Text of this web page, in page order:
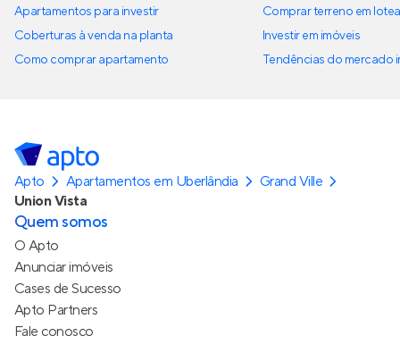
Apartamentos para investir
Coberturas à venda na planta
Como comprar apartamento
Comprar terreno em
Investir em imóveis
Tendências do mercado
Apto Apartamentos em Uberlândia
Grand Ville
Union Vista
Quem somos
O Apto
Anunciar imóveis
Cases de Sucesso
Apto Partners
Fale conosco